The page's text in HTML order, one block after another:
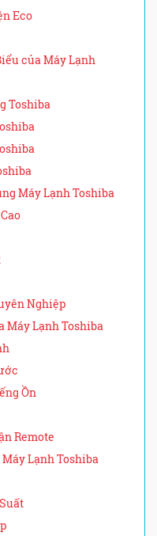
Eco
của Máy Lạnh
Toshiba
Máy Lạnh Toshiba
Nghiệp
Máy Lạnh Toshiba
Ồn
Remote
Lạnh Toshiba